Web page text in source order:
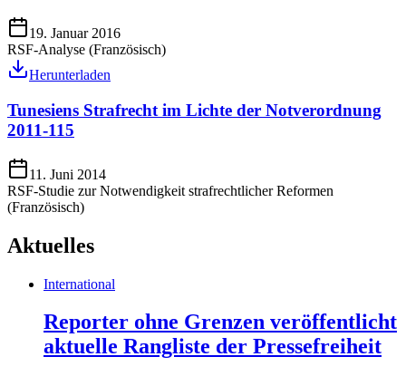
19. Januar 2016
RSF-Analyse (Französisch)
Herunterladen
Tunesiens Strafrecht im Lichte der Notverordnung
2011-115
11. Juni 2014
RSF-Studie zur Notwendigkeit strafrechtlicher Reformen
(Französisch)
Aktuelles
International
Reporter ohne Grenzen veröffentlicht
aktuelle Rangliste der Pressefreiheit